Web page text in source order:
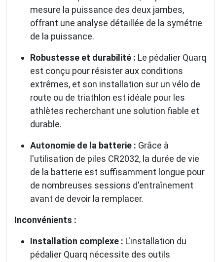
mesure la puissance des deux jambes,
offrant une analyse détaillée de la symétrie
de la puissance.
Robustesse et durabilité : Le pédalier Quarq
est conçu pour résister aux conditions
extrêmes, et son installation sur un vélo de
route ou de triathlon est idéale pour les
athlètes recherchant une solution fiable et
durable.
Autonomie de la batterie : Grâce à
l'utilisation de piles CR2032, la durée de vie
de la batterie est suffisamment longue pour
de nombreuses sessions d'entraînement
avant de devoir la remplacer.
Inconvénients :
Installation complexe : L'installation du
pédalier Quarq nécessite des outils